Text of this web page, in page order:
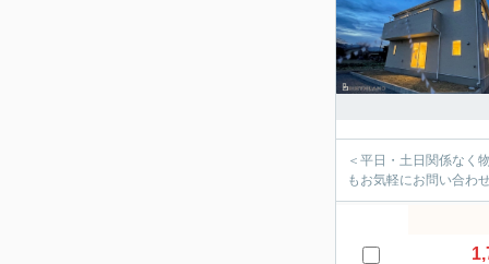
＜平日・土日関係なく
もお気軽にお問い合わ